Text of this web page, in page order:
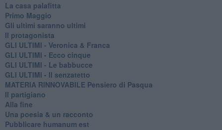
La casa palafitta
Primo Maggio
Gli ultimi saranno ultimi
Il protagonista
GLI ULTIMI - Veronica & Franca
GLI ULTIMI - Ecco cinque
GLI ULTIMI - Le babbucce
GLI ULTIMI - Il senzatetto
MATERIA RINNOVABILE Pensiero di Pasqua
Il partigiano
Alla fine
Una poesia & un racconto
Pubblicare humanum est